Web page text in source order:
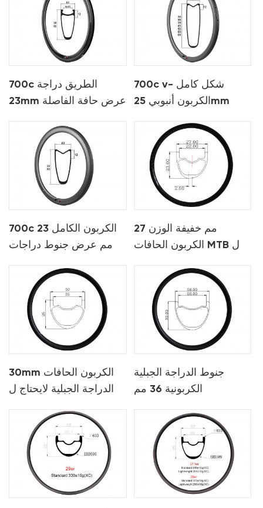
700c الطريق دراجة
23mm عرض حافة الفاصلة
700c v- شكل كامل
الكربون أنبوبي 25mm
700c الكربون الكامل 23
مم عرض جنوط دراجات
27 مم خفيفة الوزن
الكربون الحافات MTB ل
30mm الكربون الحافات
الدراجة الجبلية لايحتاج ل
جنوط الدراجة الجبلية
الكربونية 36 مم